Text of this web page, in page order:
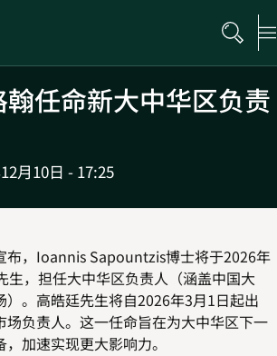
任命新大中华区负责
月10日 - 17:25
， Ioannis Sapountzis博士将于2026年
生，担任大中华区负责人（涵盖中国大
）。高皓廷先生将自2026年3月1日起出
场负责人。这一任命旨在为大中华区下一
加速实现更大影响力。